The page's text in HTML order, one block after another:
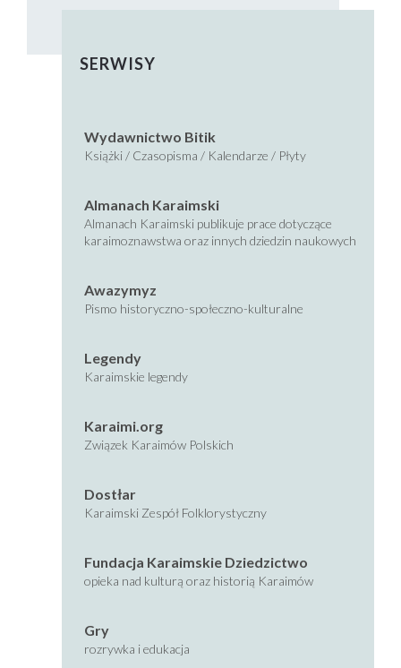
SERWISY
Wydawnictwo Bitik
Książki / Czasopisma / Kalendarze / Płyty
Almanach Karaimski
Almanach Karaimski publikuje prace dotyczące
karaimoznawstwa oraz innych dziedzin naukowych
Awazymyz
Pismo historyczno-społeczno-kulturalne
Legendy
Karaimskie legendy
Karaimi.org
Związek Karaimów Polskich
Dostłar
Karaimski Zespół Folklorystyczny
Fundacja Karaimskie Dziedzictwo
opieka nad kulturą oraz historią Karaimów
Gry
rozrywka i edukacja